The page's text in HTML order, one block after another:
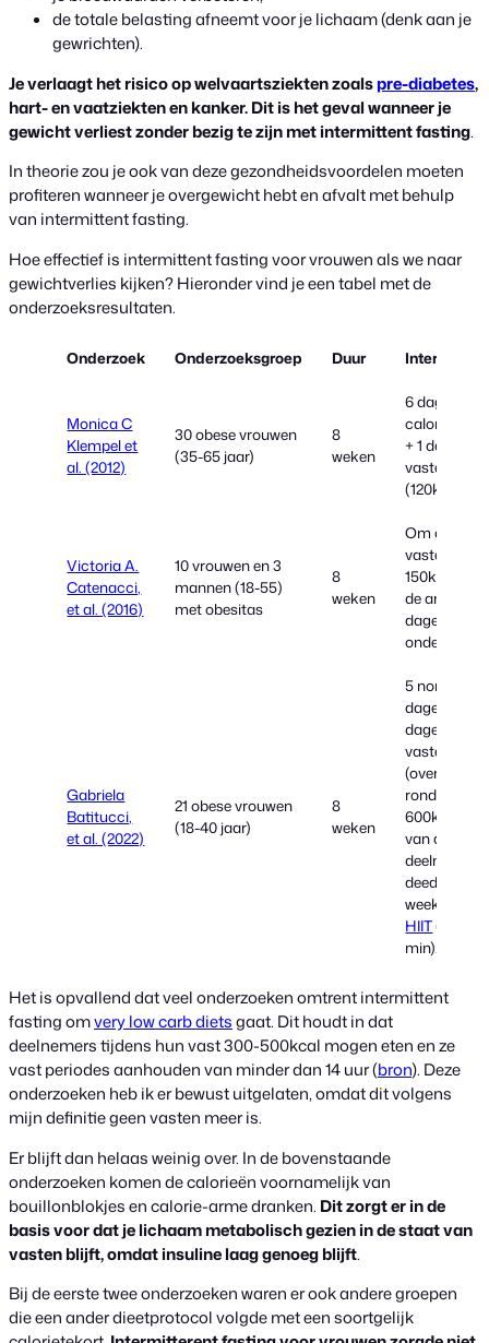
de totale belasting afneemt voor je lichaam (denk aan je
gewrichten).
Je verlaagt het risico op welvaartsziekten zoalspre-diabetes,
hart- en vaatziekten en kanker. Dit is het geval wanneer je
gewicht verliest zonder bezig te zijn met intermittent fasting.
In theorie zou je ook van deze gezondheidsvoordelen moeten
profiteren wanneer je overgewicht hebt en afvalt met behulp
van intermittent fasting.
Hoe effectief is intermittent fasting voor vrouwen als we naar
gewichtverlies kijken? Hieronder vind je een tabel met de
onderzoeksresultaten.
Onderzoek Onderzoeksgroep Duur Interventie
Monica C
Klempel et
al. (2012)
30 obese vrouwen
(35-65 jaar)
8
weken
6 dagen
+ 1 dag
vasten
(120kcal)
Victoria A.
Catenacci,
et al. (2016)
10 vrouwen en 3
mannen (18-55)
met obesitas
8
weken
Om de dag
vasten (25-
150kcal) en
de andere
dagen rond
onderhoud
Gabriela
Batitucci,
et al. (2022)
21 obese vrouwen
(18-40 jaar)
8
weken
5 normale
dagen en 2
dagen 18
vasten
(overdag
rond de
600kcal). 15
van de 21
deelnemers
deed 3x per
week aan
HIIT(25
min).
Het is opvallend dat veel onderzoeken omtrent intermittent
fasting omvery low carb dietsgaat. Dit houdt in dat
deelnemers tijdens hun vast 300-500kcal mogen eten en ze
vast periodes aanhouden van minder dan 14 uur (bron). Deze
onderzoeken heb ik er bewust uitgelaten, omdat dit volgens
mijn definitie geen vasten meer is.
Er blijft dan helaas weinig over. In de bovenstaande
onderzoeken komen de calorieën voornamelijk van
bouillonblokjes en calorie-arme dranken. Dit zorgt er in de
basis voor dat je lichaam metabolisch gezien in de staat van
vasten blijft, omdat insuline laag genoeg blijft.
Bij de eerste twee onderzoeken waren er ook andere groepen
die een ander dieetprotocol volgde met een soortgelijk